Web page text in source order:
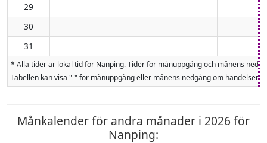
29
30
31
* Alla tider är lokal tid för Nanping. Tider för månuppgång och månens
Tabellen kan visa "-" för månuppgång eller månens nedgång om
Månkalender för andra månader i 2026 för
Nanping: